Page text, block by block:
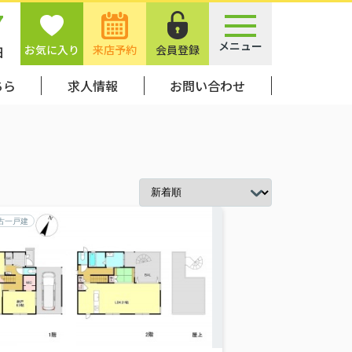
お気に入り 来店予約 会員登録 メニュー
求人情報 お問い合わせ
一戸建